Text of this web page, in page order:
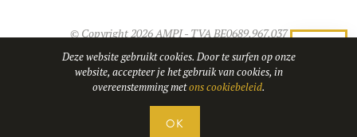
© Copyright 2026 AMPI- TVA BE0689.967.037
Website door
Deze website gebruikt cookies. Door te surfen op onze
website, accepteer je het gebruik van cookies, in
overeenstemming metons cookiebeleid.
OK